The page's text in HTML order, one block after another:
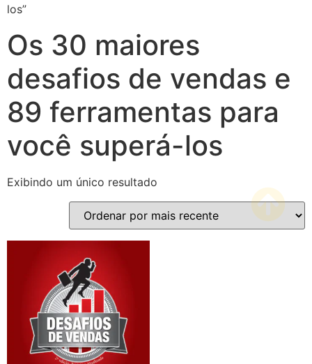
los”
Os 30 maiores
desafios de vendas e
89 ferramentas para
você superá-los
Exibindo um único resultado